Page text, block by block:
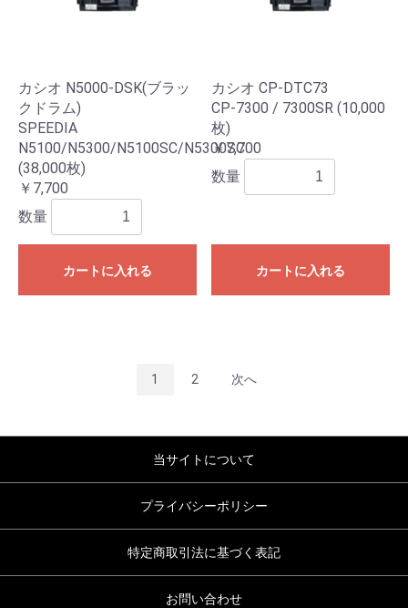
カシオ N5000-DSK(ブラッ
クドラム)
SPEEDIA
N5100/N5300/N5100SC/N5300SC
(38,000枚)
￥7,700
数量
カートに入れる
カシオ CP-DTC73
CP-7300 / 7300SR (10,000
枚)
￥7,700
数量
カートに入れる
1 2 次へ
当サイトについて
プライバシーポリシー
特定商取引法に基づく表記
お問い合わせ